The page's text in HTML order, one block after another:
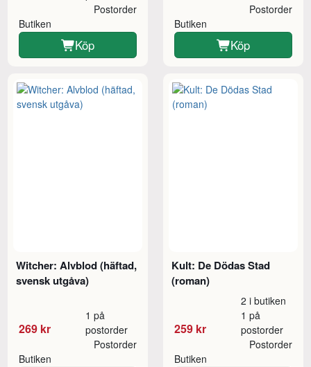
Butiken
Postorder
Köp
Butiken
Postorder
Köp
Witcher: Alvblod (häftad,
svensk utgåva)
269 kr
1 på
postorder
Butiken
Postorder
Kult: De Dödas Stad
(roman)
259 kr
2 i butiken
1 på
postorder
Butiken
Postorder